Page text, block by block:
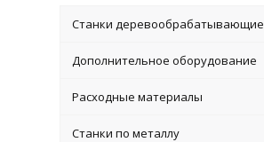
Станки деревообрабатывающие
Дополнительное оборудование
Расходные материалы
Станки по металлу